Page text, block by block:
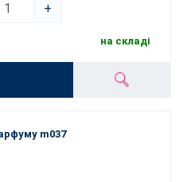
+
на складі
m037